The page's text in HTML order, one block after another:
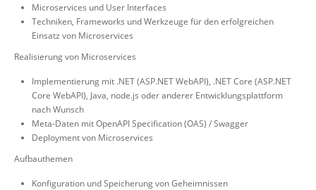
Microservices und User Interfaces
Techniken, Frameworks und Werkzeuge für den erfolgreichen
Einsatz von Microservices
Realisierung von Microservices
Implementierung mit .NET (ASP.NET WebAPI), .NET Core (ASP.NET
Core WebAPI), Java, node.js oder anderer Entwicklungsplattform
nach Wunsch
Meta-Daten mit OpenAPI Specification (OAS) / Swagger
Deployment von Microservices
Aufbauthemen
Konfiguration und Speicherung von Geheimnissen